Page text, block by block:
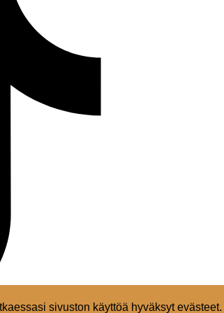
sivuston käyttöä hyväksyt evästeet.